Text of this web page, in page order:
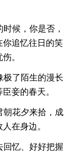
候，你是否，
你追忆往日的笑
。
极了陌生的漫长
妾的春天。
朝花夕来拾，成
在身边。
回忆、好好把握